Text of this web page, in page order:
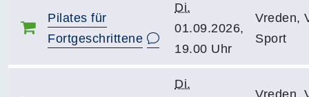
Pilates für
Fortgeschrittene
Di.
01.09.2026,
19.00 Uhr
Vreden,
Sport
Di.
Vreden,